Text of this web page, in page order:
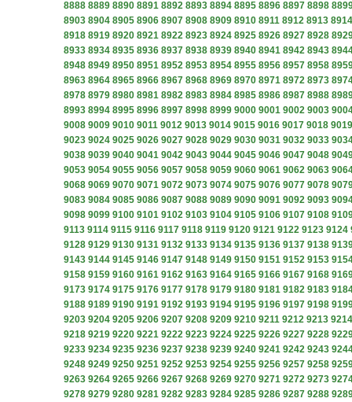
8888 8889 8890 8891 8892 8893 8894 8895 8896 8897 8898
8903 8904 8905 8906 8907 8908 8909 8910 8911 8912 8913 8914
8918 8919 8920 8921 8922 8923 8924 8925 8926 8927 8928
8933 8934 8935 8936 8937 8938 8939 8940 8941 8942 8943
8948 8949 8950 8951 8952 8953 8954 8955 8956 8957 8958
8963 8964 8965 8966 8967 8968 8969 8970 8971 8972 8973
8978 8979 8980 8981 8982 8983 8984 8985 8986 8987 8988
8993 8994 8995 8996 8997 8998 8999 9000 9001 9002 9003
9008 9009 9010 9011 9012 9013 9014 9015 9016 9017 9018 9019
9023 9024 9025 9026 9027 9028 9029 9030 9031 9032 9033
9038 9039 9040 9041 9042 9043 9044 9045 9046 9047 9048
9053 9054 9055 9056 9057 9058 9059 9060 9061 9062 9063
9068 9069 9070 9071 9072 9073 9074 9075 9076 9077 9078
9083 9084 9085 9086 9087 9088 9089 9090 9091 9092 9093
9098 9099 9100 9101 9102 9103 9104 9105 9106 9107 9108
9113 9114 9115 9116 9117 9118 9119 9120 9121 9122 9123 9124
9128 9129 9130 9131 9132 9133 9134 9135 9136 9137 9138
9143 9144 9145 9146 9147 9148 9149 9150 9151 9152 9153
9158 9159 9160 9161 9162 9163 9164 9165 9166 9167 9168
9173 9174 9175 9176 9177 9178 9179 9180 9181 9182 9183
9188 9189 9190 9191 9192 9193 9194 9195 9196 9197 9198
9203 9204 9205 9206 9207 9208 9209 9210 9211 9212 9213 9214
9218 9219 9220 9221 9222 9223 9224 9225 9226 9227 9228
9233 9234 9235 9236 9237 9238 9239 9240 9241 9242 9243
9248 9249 9250 9251 9252 9253 9254 9255 9256 9257 9258
9263 9264 9265 9266 9267 9268 9269 9270 9271 9272 9273
9278 9279 9280 9281 9282 9283 9284 9285 9286 9287 9288